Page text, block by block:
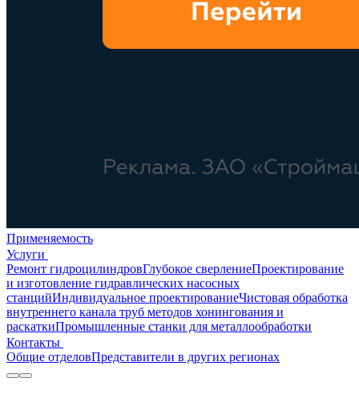
Применяемость
Услуги
Ремонт гидроцилиндровГлубокое сверлениеПроектирование
и изготовление гидравлических насосных
станцийИндивидуальное проектированиеЧистовая обработка
внутреннего канала труб методов хонингования и
раскаткиПромышленные станки для металлообработки
Контакты
Общие отделовПредставители в других регионах